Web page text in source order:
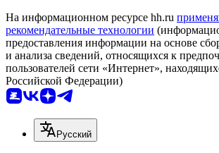
На информационном ресурсе hh.ru
рекомендательные технологии
предоставления информации на основе
и анализа сведений, относящихся к
пользователей сети «Интернет»,
Российской Федерации)
Русский